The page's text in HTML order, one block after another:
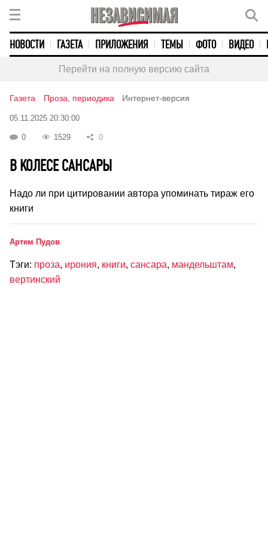
НОВОСТИ ГАЗЕТА ПРИЛОЖЕНИЯ ТЕМЫ ФОТО ВИДЕО
Перейти на полную версию сайта
Газета Проза, периодика Интернет-версия
05.11.2025 20:30:00
0 1529 0
В КОЛЕСЕ САНСАРЫ
Надо ли при цитировании автора упоминать тираж его
книги
Артем Пудов
Тэги: проза, ирония, книги, сансара, мандельштам,
вертинский